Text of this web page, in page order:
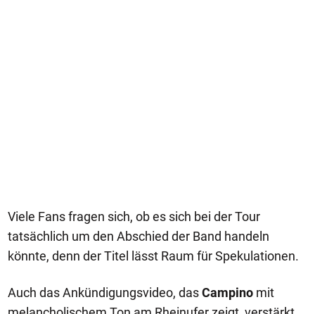
Viele Fans fragen sich, ob es sich bei der Tour
tatsächlich um den Abschied der Band handeln
könnte, denn der Titel lässt Raum für Spekulationen.
Auch das Ankündigungsvideo, dasCampino mit